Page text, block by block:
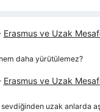
Erasmus ve Uzak
daha yürütülemez?
Erasmus ve Uzak
uzak anlarda